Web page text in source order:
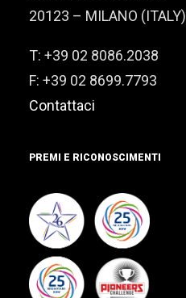
20123 – MILANO (ITALY)
T: +39 02 8086.2038
F: +39 02 8699.7793
Contattaci
PREMI E RICONOSCIMENTI